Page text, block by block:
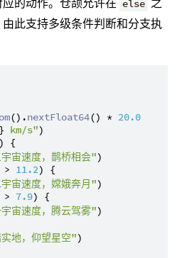
else
此支持多级条件判断和分支执
().nextFloat64() * 20.0
} km/s")
) {
宙速度，鹊桥相会")
> 11.2) {
宙速度，嫦娥奔月")
> 7.9) {
宙速度，腾云驾雾")
地，仰望星空")